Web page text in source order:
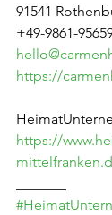
91541
+49-9861-
https://
https://